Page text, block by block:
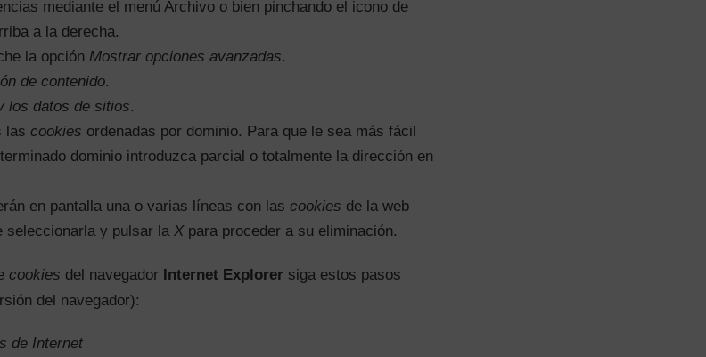
mediante el menú Archivo o bien pinchando el icono de
a la derecha.
la opciónMostrar opciones avanzadas.
de contenido.
los datos de sitios.
lascookies ordenadas por dominio. Para que le sea más fácil
dominio introduzca parcial o totalmente la dirección en
en pantalla una o varias líneas con lascookies de la web
seleccionarla y pulsar laXpara proceder a su eliminación.
cookies del navegador Internet Explorer siga estos pasos
del navegador):
de Internet